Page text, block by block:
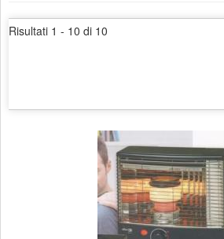
Risultati 1 - 10 di 10